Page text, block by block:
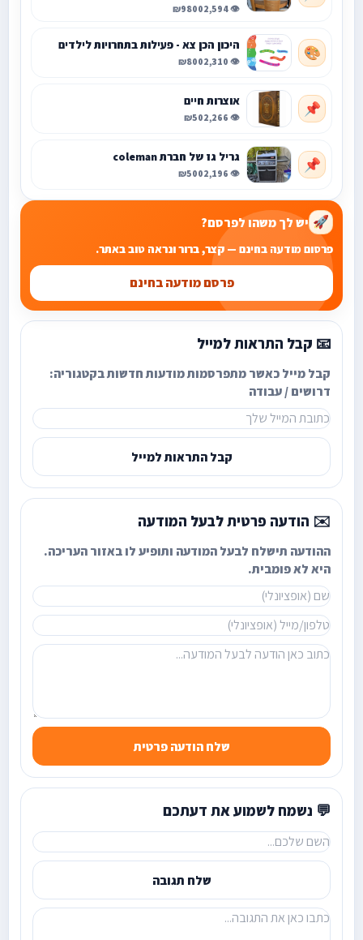
👁️ 2,594
₪9800
🎨 היכון הכן צא - פעילות בתחרויות לילדים
👁️ 2,310
₪800
📌 אוצרות חיים
👁️ 2,266
₪50
📌 גריל גז של חברת coleman
👁️ 2,196
₪500
🚀 יש לך משהו לפרסם?
פרסום מודעה בחינם — קצר, ברור ונראה טוב באתר.
פרסם מודעה בחינם
📧 קבל התראות למייל
קבל מייל כאשר מתפרסמות מודעות חדשות בקטגוריה:
דרושים / עבודה
קבל התראות למייל
✉️ הודעה פרטית לבעל המודעה
ההודעה תישלח לבעל המודעה ותופיע לו באזור העריכה.
היא לא פומבית.
שלח הודעה פרטית
💬 נשמח לשמוע את דעתכם
שלח תגובה